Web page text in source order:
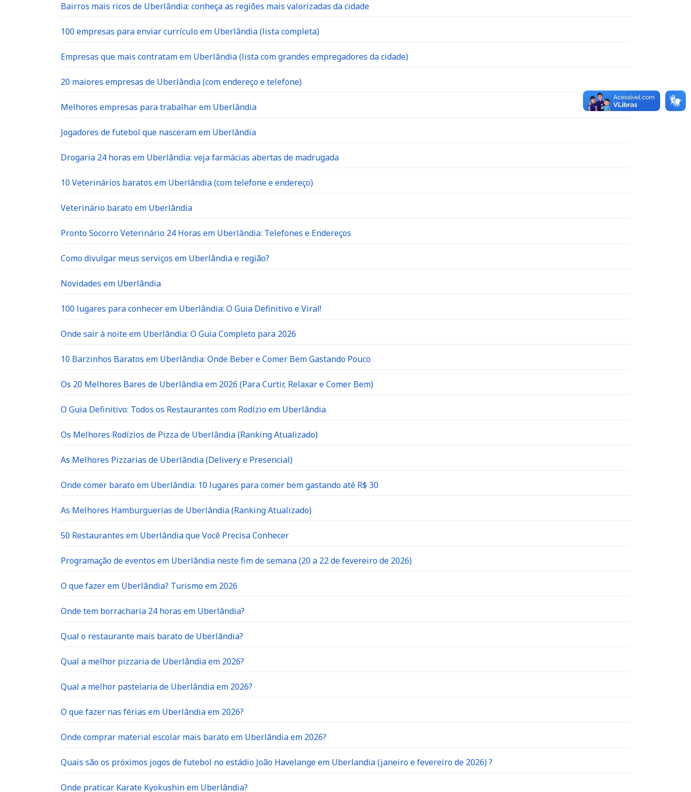
Bairros mais ricos de Uberlândia: conheça as regiões mais valorizadas da cidade
100 empresas para enviar currículo em Uberlândia (lista completa)
Empresas que mais contratam em Uberlândia (lista com grandes empregadores da cidade)
20 maiores empresas de Uberlândia (com endereço e telefone)
Melhores empresas para trabalhar em Uberlândia
Jogadores de futebol que nasceram em Uberlândia
Drogaria 24 horas em Uberlândia: veja farmácias abertas de madrugada
10 Veterinários baratos em Uberlândia (com telefone e endereço)
Veterinário barato em Uberlândia
Pronto Socorro Veterinário 24 Horas em Uberlândia: Telefones e Endereços
Como divulgar meus serviços em Uberlândia e região?
Novidades em Uberlândia
100 lugares para conhecer em Uberlândia: O Guia Definitivo e Viral!
Onde sair à noite em Uberlândia: O Guia Completo para 2026
10 Barzinhos Baratos em Uberlândia: Onde Beber e Comer Bem Gastando Pouco
Os 20 Melhores Bares de Uberlândia em 2026 (Para Curtir, Relaxar e Comer Bem)
O Guia Definitivo: Todos os Restaurantes com Rodízio em Uberlândia
Os Melhores Rodízios de Pizza de Uberlândia (Ranking Atualizado)
As Melhores Pizzarias de Uberlândia (Delivery e Presencial)
Onde comer barato em Uberlândia: 10 lugares para comer bem gastando até R$ 30
As Melhores Hamburguerias de Uberlândia (Ranking Atualizado)
50 Restaurantes em Uberlândia que Você Precisa Conhecer
Programação de eventos em Uberlândia neste fim de semana (20 a 22 de fevereiro de 2026)
O que fazer em Uberlândia? Turismo em 2026
Onde tem borracharia 24 horas em Uberlândia?
Qual o restaurante mais barato de Uberlândia?
Qual a melhor pizzaria de Uberlândia em 2026?
Qual a melhor pastelaria de Uberlândia em 2026?
O que fazer nas férias em Uberlândia em 2026?
Onde comprar material escolar mais barato em Uberlândia em 2026?
Quais são os próximos jogos de futebol no estádio João Havelange em Uberlandia (janeiro e fevereiro de 2026) ?
Onde praticar Karate Kyokushin em Uberlândia?